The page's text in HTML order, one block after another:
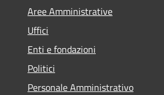
Aree Amministrative
Uffici
Enti e fondazioni
Politici
Personale Amministrativo